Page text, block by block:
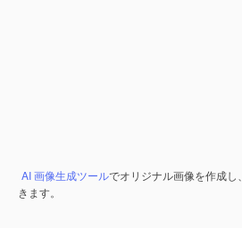
AI 画像生成ツールでオリジナル画像を作成し、
きます。